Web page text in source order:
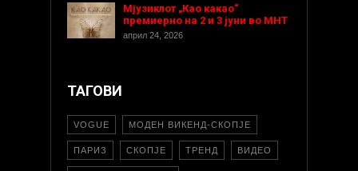
Мјузиклот „Као какао“
премиерно на 2 и 3 јуни во МНТ
април 24, 2026
ТАГОВИ
VOGUE МОДЕН ВИКЕНД-СКОПЈЕ
ПАРИЗ СКОПЈЕ ТРЕНД ВИДЕО